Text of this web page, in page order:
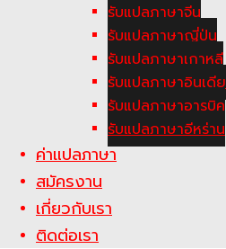
รับแปลภาษาจีน
รับแปลภาษาญี่ปุ่น
รับแปลภาษาเกาหลี
รับแปลภาษาอินเดีย
รับแปลภาษาอารบิค
รับแปลภาษาอีหร่าน
ค่าแปลภาษา
สมัครงาน
เกี่ยวกับเรา
ติดต่อเรา